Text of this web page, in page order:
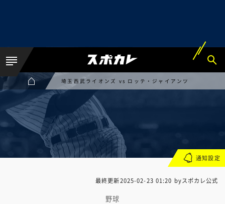
埼玉西武ライオンズ vs ロッテ・ジャイアンツ
最終更新2025-02-23 01:20 byスポカレ公式
野球
通知設定